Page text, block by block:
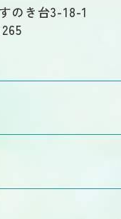
のき台3-18-1